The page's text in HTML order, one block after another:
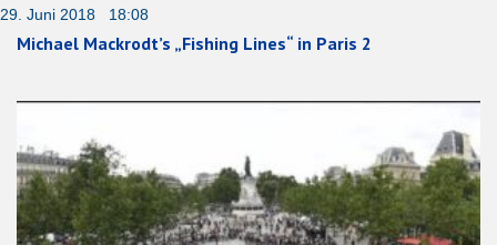
29. Juni 2018 18:08
Michael Mackrodt’s „Fishing Lines“ in Paris 2